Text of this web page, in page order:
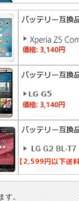
す。